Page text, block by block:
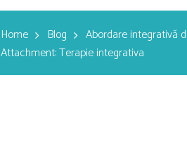
Home Blog
Abordare integrativă
Attachment: Terapie integrativa